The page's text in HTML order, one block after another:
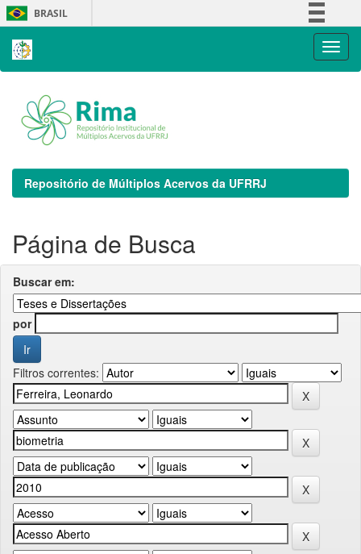
Skip
navigation
BRASIL
Repositório de Múltiplos Acervos da UFRRJ
Página de Busca
Buscar em:
por
Filtros correntes: